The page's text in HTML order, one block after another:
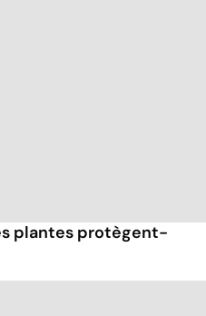
plantes protègent-